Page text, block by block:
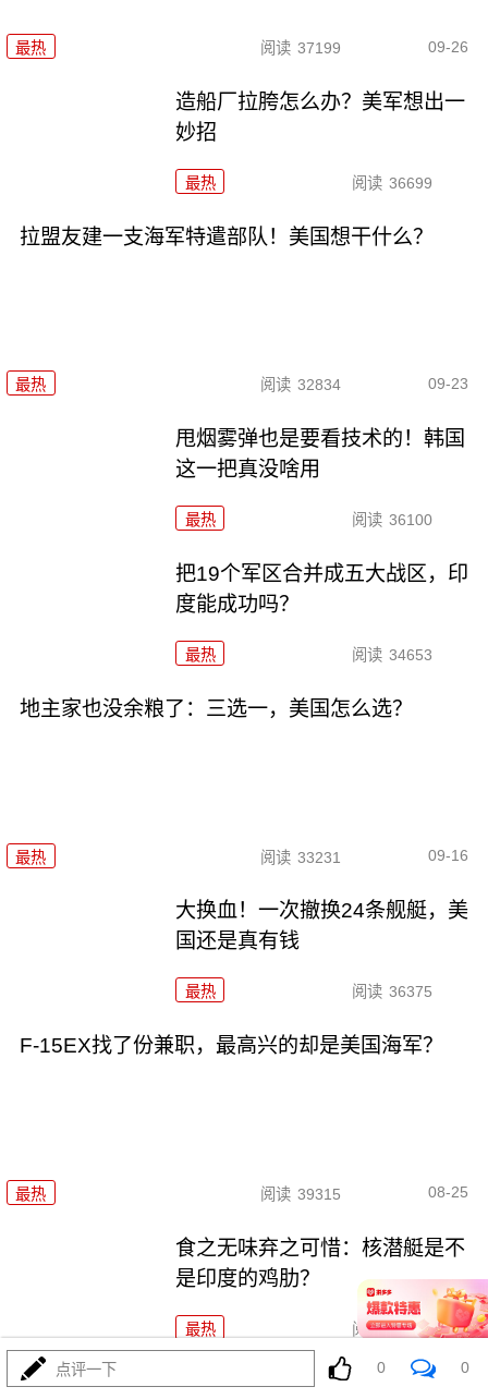
最热 阅读 37199 09-26
造船厂拉胯怎么办？美军想出一
妙招
最热 阅读 36699
拉盟友建一支海军特遣部队！美国想干什么？
最热 阅读 32834 09-23
甩烟雾弹也是要看技术的！韩国
这一把真没啥用
最热 阅读 36100
把19个军区合并成五大战区，印
度能成功吗？
最热 阅读 34653
地主家也没余粮了：三选一，美国怎么选？
最热 阅读 33231 09-16
大换血！一次撤换24条舰艇，美
国还是真有钱
最热 阅读 36375
F-15EX找了份兼职，最高兴的却是美国海军？
最热 阅读 39315 08-25
食之无味弃之可惜：核潜艇是不
是印度的鸡肋？
最热 阅读 12417
隐形轰炸机猛增7倍，要乐疯了
点评一下 0 0